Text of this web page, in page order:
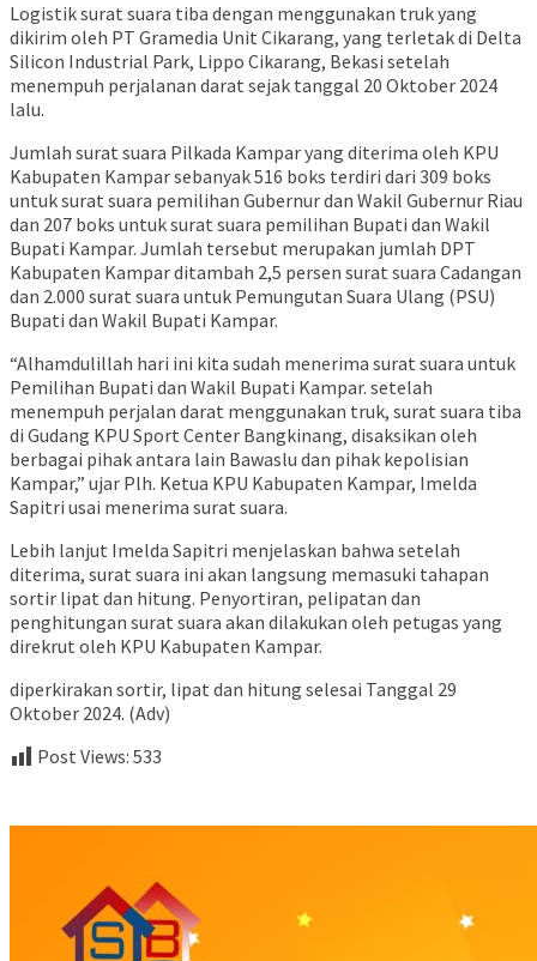
Logistik surat suara tiba dengan menggunakan truk yang
dikirim oleh PT Gramedia Unit Cikarang, yang terletak di Delta
Silicon Industrial Park, Lippo Cikarang, Bekasi setelah
menempuh perjalanan darat sejak tanggal 20 Oktober 2024
lalu.
Jumlah surat suara Pilkada Kampar yang diterima oleh KPU
Kabupaten Kampar sebanyak 516 boks terdiri dari 309 boks
untuk surat suara pemilihan Gubernur dan Wakil Gubernur Riau
dan 207 boks untuk surat suara pemilihan Bupati dan Wakil
Bupati Kampar. Jumlah tersebut merupakan jumlah DPT
Kabupaten Kampar ditambah 2,5 persen surat suara Cadangan
dan 2.000 surat suara untuk Pemungutan Suara Ulang (PSU)
Bupati dan Wakil Bupati Kampar.
“Alhamdulillah hari ini kita sudah menerima surat suara untuk
Pemilihan Bupati dan Wakil Bupati Kampar. setelah
menempuh perjalan darat menggunakan truk, surat suara tiba
di Gudang KPU Sport Center Bangkinang, disaksikan oleh
berbagai pihak antara lain Bawaslu dan pihak kepolisian
Kampar,” ujar Plh. Ketua KPU Kabupaten Kampar, Imelda
Sapitri usai menerima surat suara.
Lebih lanjut Imelda Sapitri menjelaskan bahwa setelah
diterima, surat suara ini akan langsung memasuki tahapan
sortir lipat dan hitung. Penyortiran, pelipatan dan
penghitungan surat suara akan dilakukan oleh petugas yang
direkrut oleh KPU Kabupaten Kampar.
diperkirakan sortir, lipat dan hitung selesai Tanggal 29
Oktober 2024. (Adv)
Post Views: 533